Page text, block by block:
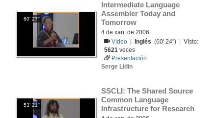
60' 27''
Intermediate Language
Assembler Today and
Tomorrow
4 de xan. de 2006
Vídeo
Inglés (60' 24'') | Visto:
5621 veces
Presentación
Serge Lidin
53' 21''
SSCLI: The Shared Source
Common Language
Infrastructure for Research